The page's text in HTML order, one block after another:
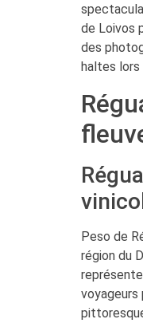
de Loivos
des
haltes lors
Peso de
région du
voyageurs